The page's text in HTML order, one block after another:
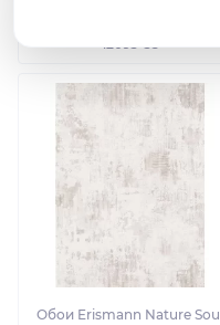
Обои Erismann Nature Soul